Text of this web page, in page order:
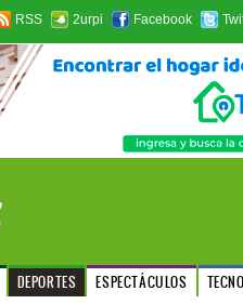
RSS 2urpi Facebook
DEPORTES ESPECTÁCULOS